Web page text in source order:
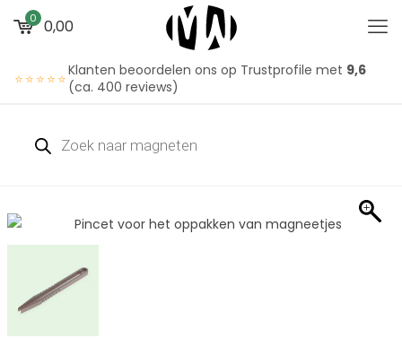
0 0,00
⭐⭐⭐⭐⭐Klanten beoordelen ons op Trustprofile met 9,6
(ca. 400 reviews)